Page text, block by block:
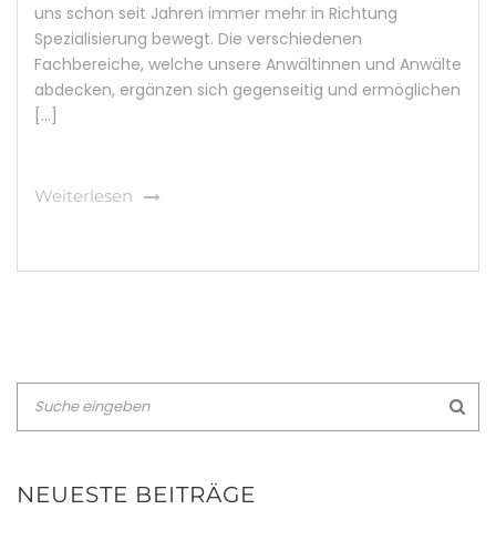
uns schon seit Jahren immer mehr in Richtung
Spezialisierung bewegt. Die verschiedenen
Fachbereiche, welche unsere Anwältinnen und Anwälte
abdecken, ergänzen sich gegenseitig und ermöglichen
[…]
Weiterlesen
NEUESTE BEITRÄGE